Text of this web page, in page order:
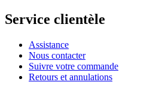
Service clientèle
Assistance
Nous contacter
Suivre votre commande
Retours et annulations